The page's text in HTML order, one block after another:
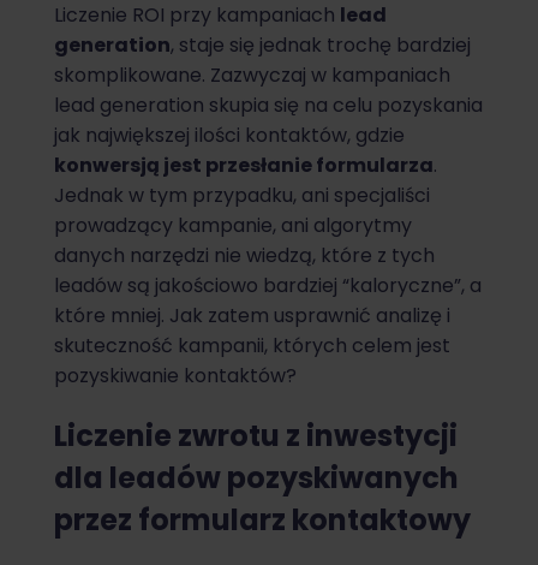
Liczenie ROI przy kampaniach lead
generation, staje się jednak trochę bardziej
skomplikowane. Zazwyczaj w kampaniach
lead generation skupia się na celu pozyskania
jak największej ilości kontaktów, gdzie
konwersją jest przesłanie formularza.
Jednak w tym przypadku, ani specjaliści
prowadzący kampanie, ani algorytmy
danych narzędzi nie wiedzą, które z tych
leadów są jakościowo bardziej “kaloryczne”, a
które mniej. Jak zatem usprawnić analizę i
skuteczność kampanii, których celem jest
pozyskiwanie kontaktów?
Liczenie zwrotu z inwestycji
dla leadów pozyskiwanych
przez formularz kontaktowy